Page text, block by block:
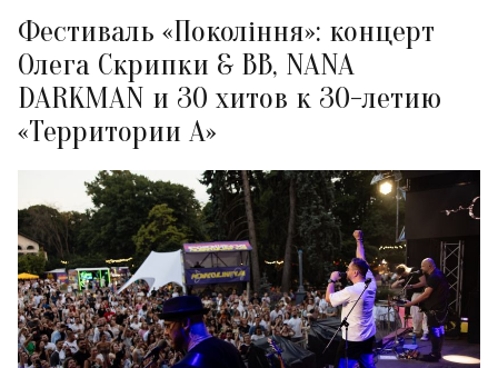
Фестиваль «Покоління»: концерт
Олега Скрипки & ВВ, NANA
DARKMAN и 30 хитов к 30-летию
«Территории А»